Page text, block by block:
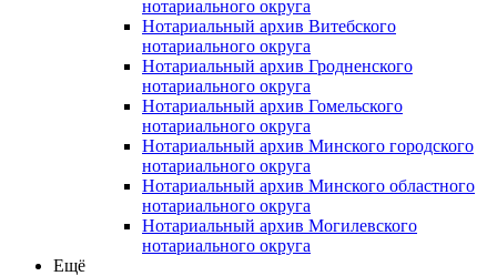
нотариального округа
Нотариальный архив Витебского
нотариального округа
Нотариальный архив Гродненского
нотариального округа
Нотариальный архив Гомельского
нотариального округа
Нотариальный архив Минского городского
нотариального округа
Нотариальный архив Минского областного
нотариального округа
Нотариальный архив Могилевского
нотариального округа
Ещё